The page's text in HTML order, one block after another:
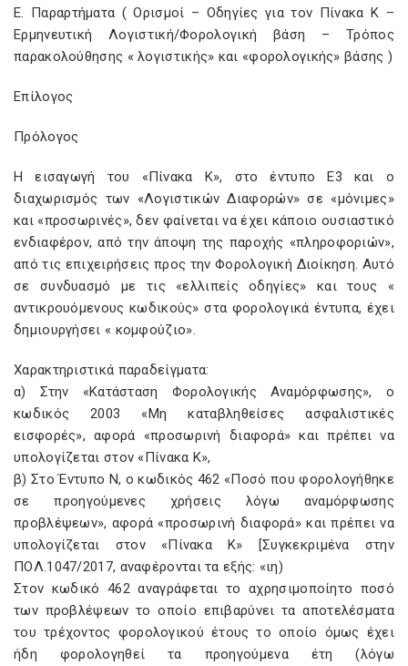
Ε. Παραρτήματα ( Ορισμοί – Οδηγίες για τον Πίνακα Κ –
Ερμηνευτική Λογιστική/Φορολογική βάση – Τρόπος
παρακολούθησης « λογιστικής» και «φορολογικής» βάσης )
Επίλογος
Πρόλογος
Η εισαγωγή του «Πίνακα Κ», στο έντυπο Ε3 και ο
διαχωρισμός των «Λογιστικών Διαφορών» σε «μόνιμες»
και «προσωρινές», δεν φαίνεται να έχει κάποιο ουσιαστικό
ενδιαφέρον, από την άποψη της παροχής «πληροφοριών»,
από τις επιχειρήσεις προς την Φορολογική Διοίκηση. Αυτό
σε συνδυασμό με τις «ελλιπείς οδηγίες» και τους «
αντικρουόμενους κωδικούς» στα φορολογικά έντυπα, έχει
δημιουργήσει « κομφούζιο».
Χαρακτηριστικά παραδείγματα:
α) Στην «Κατάσταση Φορολογικής Αναμόρφωσης», ο
κωδικός 2003 «Μη καταβληθείσες ασφαλιστικές
εισφορές», αφορά «προσωρινή διαφορά» και πρέπει να
υπολογίζεται στον «Πίνακα Κ»,
β) Στο Έντυπο Ν, ο κωδικός 462 «Ποσό που φορολογήθηκε
σε προηγούμενες χρήσεις λόγω αναμόρφωσης
προβλέψεων», αφορά «προσωρινή διαφορά» και πρέπει να
υπολογίζεται στον «Πίνακα Κ» [Συγκεκριμένα στην
ΠΟΛ.1047/2017, αναφέρονται τα εξής: «ιη)
Στον κωδικό 462 αναγράφεται το αχρησιμοποίητο ποσό
των προβλέψεων το οποίο επιβαρύνει τα αποτελέσματα
του τρέχοντος φορολογικού έτους το οποίο όμως έχει
ήδη φορολογηθεί τα προηγούμενα έτη (λόγω